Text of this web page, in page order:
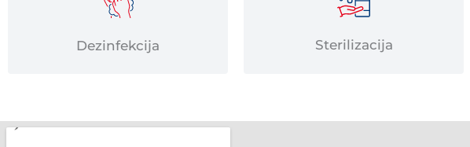
Dezinfekcija Sterilizacija